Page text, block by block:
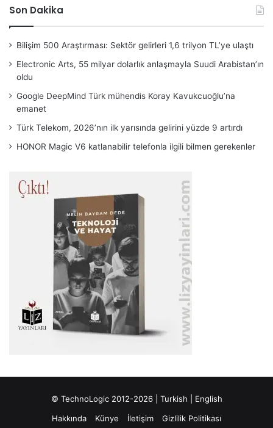
Son Dakika
Bilişim 500 Araştırması: Sektör gelirleri 1,6 trilyon TL’ye ulaştı
Electronic Arts, 55 milyar dolarlık anlaşmayla Suudi Arabistan’ın
oldu
Google DeepMind Türk mühendis Koray Kavukcuoğlu’na
emanet
Türk Telekom, 2026’nın ilk yarısında gelirini yüzde 9 artırdı
HONOR Magic V6 katlanabilir telefonla ilgili bilmen gerekenler
© TechnoLogic 2012-2026 | Turkish
English
Hakkında
Künye İletişim Gizlilik Politikası